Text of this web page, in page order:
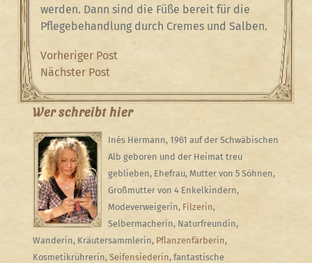
werden. Dann sind die Füße bereit für die
Pflegebehandlung durch Cremes und Salben.
Beitragsnavigation
Previous
Post
Vorheriger Post
Next
Post
Nächster Post
Wer schreibt hier
Inés Hermann, 1961 auf der Schwäbischen
Alb geboren und der Heimat treu
geblieben, Ehefrau, Mutter von 5 Söhnen,
Großmutter von 4 Enkelkindern,
Modeverweigerin, Filzerin,
Selbermacherin, Naturfreundin,
Wanderin, Kräutersammlerin, Pflanzenfärberin,
Kosmetikrührerin, Seifensiederin, fantastische